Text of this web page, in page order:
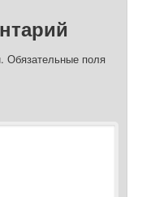
Обязательные поля